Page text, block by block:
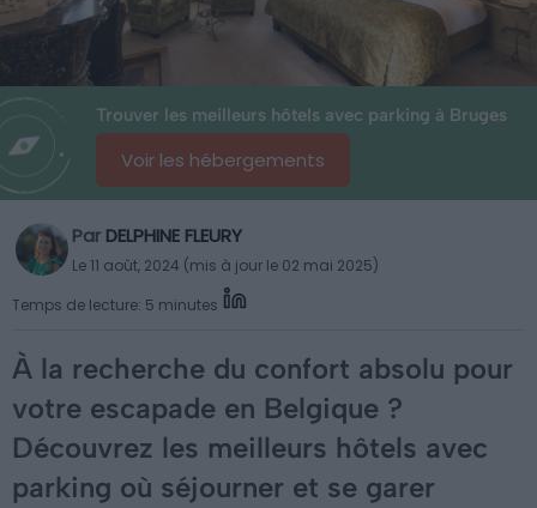
Trouver les meilleurs hôtels avec parking à Bruges
Voir les hébergements
Par DELPHINE FLEURY
Le 11 août, 2024 (mis à jour le 02 mai 2025)
Temps de lecture: 5 minutes
À la recherche du confort absolu pour
votre escapade en Belgique ?
Découvrez les meilleurs hôtels avec
parking où séjourner et se garer